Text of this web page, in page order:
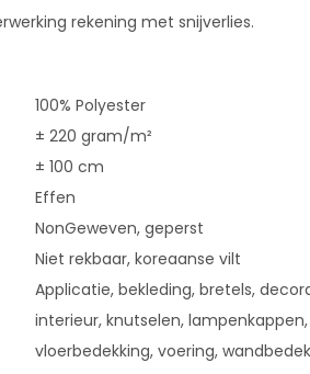
rekening met snijverlies.
100% Polyester
± 220 gram/m²
± 100 cm
Effen
NonGeweven, geperst
Niet rekbaar, koreaanse vilt
Applicatie, bekleding, bretels,
interieur, knutselen,
vloerbedekking, voering,